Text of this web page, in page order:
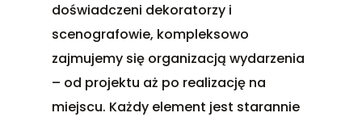
doświadczeni dekoratorzy i
scenografowie, kompleksowo
zajmujemy się organizacją wydarzenia
– od projektu aż po realizację na
miejscu. Każdy element jest starannie